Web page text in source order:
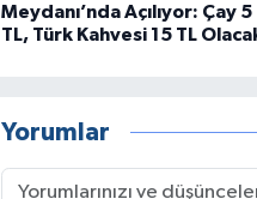
Meydanı’nda Açılıyor: Çay 5
TL, Türk Kahvesi 15 TL
Yorumlar